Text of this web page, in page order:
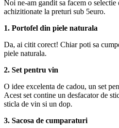
Noi ne-am gandit sa facem o selectie
achizitionate la preturi sub 5euro.
1. Portofel din piele naturala
Da, ai citit corect! Chiar poti sa
piele naturala.
2. Set pentru vin
O idee excelenta de cadou, un set
Acest set contine un desfacator de
sticla de vin si un dop.
3. Sacosa de cumparaturi